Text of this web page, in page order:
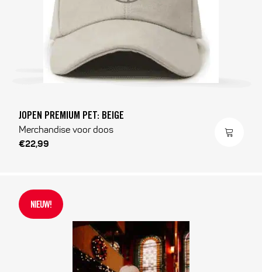
JOPEN PREMIUM PET: BEIGE
Merchandise voor doos
€22,99
NIEUW!